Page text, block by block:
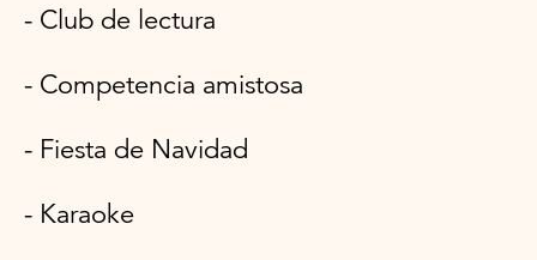
- Club de lectura
- Competencia amistosa
- Fiesta de Navidad
- Karaoke